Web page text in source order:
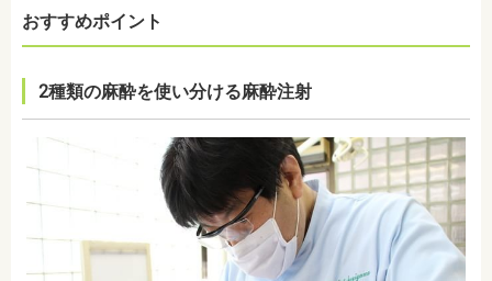
おすすめポイント
2種類の麻酔を使い分ける麻酔注射